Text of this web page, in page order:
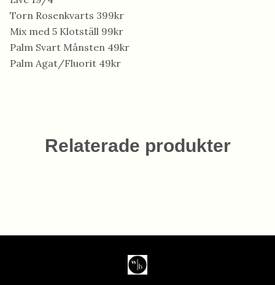
Torn Rosenkvarts 399kr
Mix med 5 Klotställ 99kr
Palm Svart Månsten 49kr
Palm Agat/Fluorit 49kr
Relaterade produkter